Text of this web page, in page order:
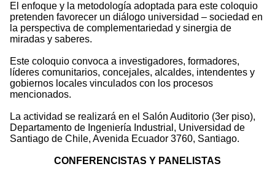
El enfoque y la metodología adoptada para este coloquio
pretenden favorecer un diálogo universidad – sociedad en
la perspectiva de complementariedad y sinergia de
miradas y saberes.
Este coloquio convoca a investigadores, formadores,
líderes comunitarios, concejales, alcaldes, intendentes y
gobiernos locales vinculados con los procesos
mencionados.
La actividad se realizará en el Salón Auditorio (3er piso),
Departamento de Ingeniería Industrial, Universidad de
Santiago de Chile, Avenida Ecuador 3760, Santiago.
CONFERENCISTAS Y PANELISTAS